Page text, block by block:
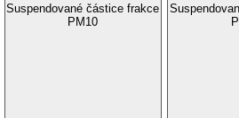
Suspendované částice frakce
PM10